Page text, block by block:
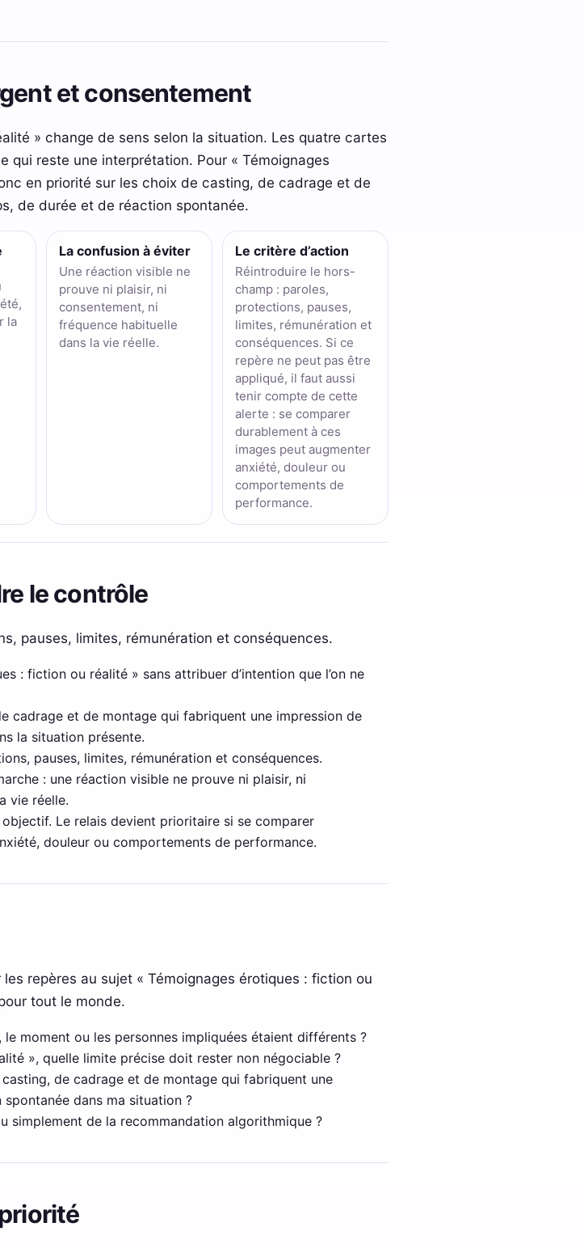
et consentement
» change de sens selon la situation. Les quatre cartes
reste une interprétation. Pour « Témoignages
en priorité sur les choix de casting, de cadrage et de
de durée et de réaction spontanée.
la
La confusion à éviter
Une réaction visible ne
prouve ni plaisir, ni
consentement, ni
fréquence habituelle
dans la vie réelle.
Le critère d’action
Réintroduire le hors-
champ : paroles,
protections, pauses,
limites, rémunération et
conséquences. Si ce
repère ne peut pas être
appliqué, il faut aussi
tenir compte de cette
alerte : se comparer
durablement à ces
images peut augmenter
anxiété, douleur ou
comportements de
performance.
le contrôle
pauses, limites, rémunération et conséquences.
: fiction ou réalité » sans attribuer d’intention que l’on ne
cadrage et de montage qui fabriquent une impression de
la situation présente.
pauses, limites, rémunération et conséquences.
: une réaction visible ne prouve ni plaisir, ni
vie réelle.
Le relais devient prioritaire si se comparer
douleur ou comportements de performance.
repères au sujet « Témoignages érotiques : fiction ou
tout le monde.
le moment ou les personnes impliquées étaient différents ?
», quelle limite précise doit rester non négociable ?
de cadrage et de montage qui fabriquent une
dans ma situation ?
simplement de la recommandation algorithmique ?